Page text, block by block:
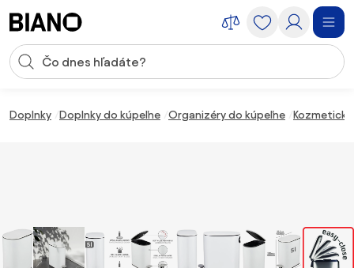
Vstup pre vyhľadávanie
Doplnky Doplnky do kúpeľne Organizéry do kúpeľne